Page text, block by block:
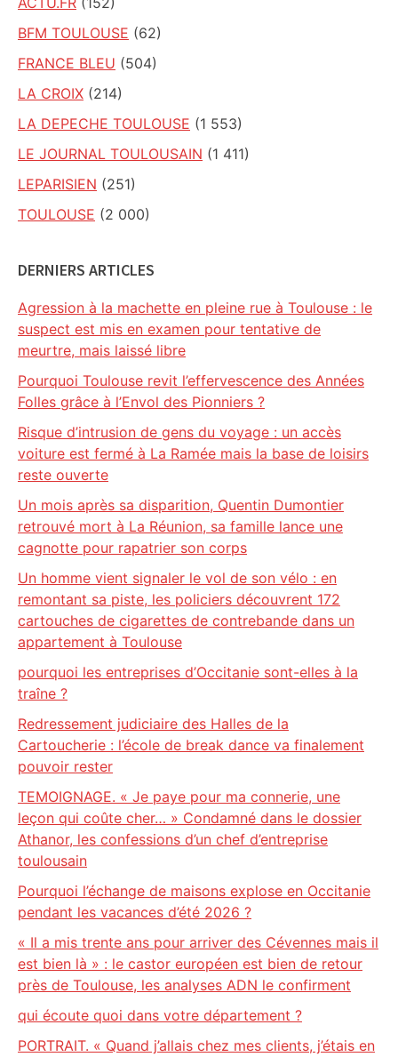
BFM TOULOUSE (62)
FRANCE BLEU (504)
LA CROIX (214)
LA DEPECHE TOULOUSE (1 553)
LE JOURNAL TOULOUSAIN (1 411)
LEPARISIEN (251)
TOULOUSE (2 000)
DERNIERS ARTICLES
Agression à la machette en pleine rue à Toulouse : le
suspect est mis en examen pour tentative de
meurtre, mais laissé libre
Pourquoi Toulouse revit l’effervescence des Années
Folles grâce à l’Envol des Pionniers ?
Risque d’intrusion de gens du voyage : un accès
voiture est fermé à La Ramée mais la base de loisirs
reste ouverte
Un mois après sa disparition, Quentin Dumontier
retrouvé mort à La Réunion, sa famille lance une
cagnotte pour rapatrier son corps
Un homme vient signaler le vol de son vélo : en
remontant sa piste, les policiers découvrent 172
cartouches de cigarettes de contrebande dans un
appartement à Toulouse
pourquoi les entreprises d’Occitanie sont-elles à la
traîne ?
Redressement judiciaire des Halles de la
Cartoucherie : l’école de break dance va finalement
pouvoir rester
TEMOIGNAGE. « Je paye pour ma connerie, une
leçon qui coûte cher… » Condamné dans le dossier
Athanor, les confessions d’un chef d’entreprise
toulousain
Pourquoi l’échange de maisons explose en Occitanie
pendant les vacances d’été 2026 ?
« Il a mis trente ans pour arriver des Cévennes mais il
est bien là » : le castor européen est bien de retour
près de Toulouse, les analyses ADN le confirment
qui écoute quoi dans votre département ?
PORTRAIT. « Quand j’allais chez mes clients, j’étais en